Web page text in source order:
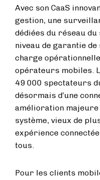
Avec son CaaS
gestion, une
dédiées du réseau
niveau de garantie
charge
opérateurs mobiles.
49 000 spectateurs
désormais d’une
amélioration
système, vieux de
expérience
tous.
Pour les clients